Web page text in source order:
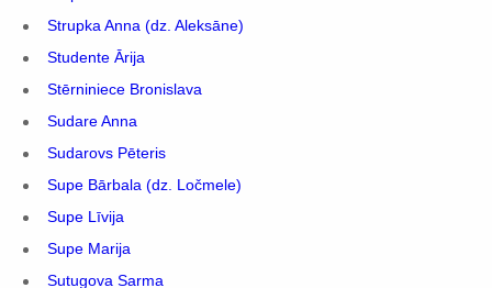
Strupka Anna (dz. Aleksāne)
Studente Ārija
Stērniniece Bronislava
Sudare Anna
Sudarovs Pēteris
Supe Bārbala (dz. Ločmele)
Supe Līvija
Supe Marija
Sutugova Sarma